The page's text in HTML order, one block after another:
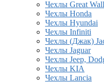
Чехлы Great Wall
Чехлы Honda
Чехлы Hyundai
Чехлы Infiniti
Чехлы (Джак)
Чехлы Jaguar
Чехлы Jeep,
Чехлы KIA
Чехлы Lancia